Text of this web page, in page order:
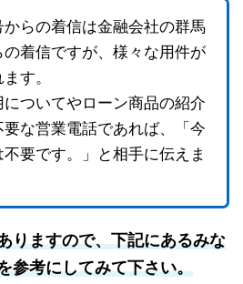
からの着信は金融会社の群馬
の着信ですが、様々な用件が
す。
についてやローン商品の紹介
要な営業電話であれば、「今
要です。」と相手に伝えま
りますので、下記にあるみな
参考にしてみて下さい。